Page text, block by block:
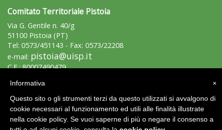
Tiziano Pesce nel Cda di Fondazione Terzjus: prima riunione a
Roma
Comitato Territoriale Pistoia
Via G. Gentile n. 40/g
51100 Pistoia (PT)
Tel: 0573/451143 - Fax: 0573/22208
e-mail: pistoia@uisp.it
C.F.: 80007490479
Area Riservata 2.0
×
Informativa
Questo sito o gli strumenti terzi da questo utilizzati si avvalgono di
cookie necessari al funzionamento ed utili alle finalità illustrate
nella cookie policy. Se vuoi saperne di più o negare il consenso a